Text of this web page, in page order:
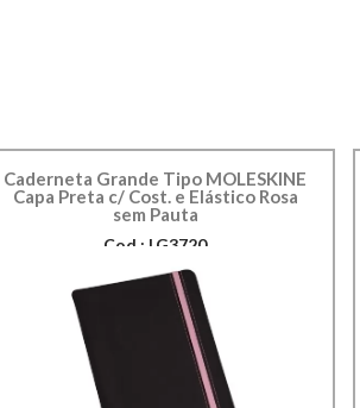
Caderneta Grande Tipo MOLESKINE
Capa Preta c/ Cost. e Elástico Rosa
sem Pauta
Cod.: LG3720